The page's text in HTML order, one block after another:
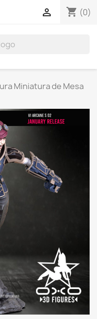
shopping_cart (0)

Miniatura de Mesa